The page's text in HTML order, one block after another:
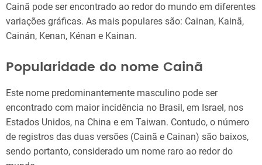
Cainã pode ser encontrado ao redor do mundo em diferentes
variações gráficas. As mais populares são: Cainan, Kainã,
Cainán, Kenan, Kénan e Kainan.
Popularidade do nome Cainã
Este nome predominantemente masculino pode ser
encontrado com maior incidência no Brasil, em Israel, nos
Estados Unidos, na China e em Taiwan. Contudo, o número
de registros das duas versões (Cainã e Cainan) são baixos,
sendo portanto, considerado um nome raro ao redor do